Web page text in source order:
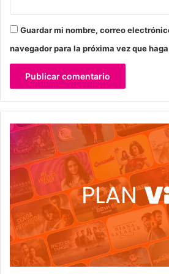
Guardar mi nombre, correo
navegador para la próxima vez que